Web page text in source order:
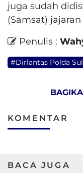
juga sudah
(Samsat) jajaran
Penulis :
#Dirlantas Polda
KOMENTAR
BACA JUGA